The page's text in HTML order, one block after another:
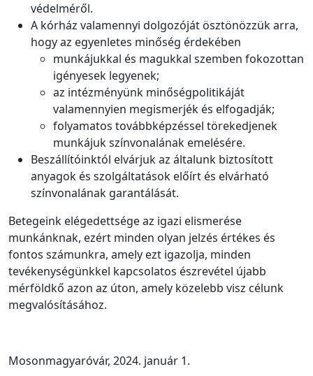
védelméről.
A kórház valamennyi dolgozóját ösztönözzük arra,
hogy az egyenletes minőség érdekében
munkájukkal és magukkal szemben fokozottan
igényesek legyenek;
az intézményünk minőségpolitikáját
valamennyien megismerjék és elfogadják;
folyamatos továbbképzéssel törekedjenek
munkájuk színvonalának emelésére.
Beszállítóinktól elvárjuk az általunk biztosított
anyagok és szolgáltatások előírt és elvárható
színvonalának garantálását.
Betegeink elégedettsége az igazi elismerése
munkánknak, ezért minden olyan jelzés értékes és
fontos számunkra, amely ezt igazolja, minden
tevékenységünkkel kapcsolatos észrevétel újabb
mérföldkő azon az úton, amely közelebb visz célunk
megvalósításához.
Mosonmagyaróvár, 2024. január 1.